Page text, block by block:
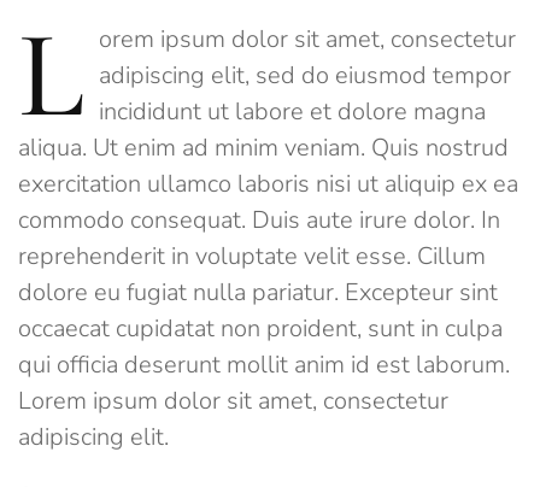
L orem ipsum dolor sit amet, consectetur
adipiscing elit, sed do eiusmod tempor
incididunt ut labore et dolore magna
aliqua. Ut enim ad minim veniam. Quis nostrud
exercitation ullamco laboris nisi ut aliquip ex ea
commodo consequat. Duis aute irure dolor. In
reprehenderit in voluptate velit esse. Cillum
dolore eu fugiat nulla pariatur. Excepteur sint
occaecat cupidatat non proident, sunt in culpa
qui officia deserunt mollit anim id est laborum.
Lorem ipsum dolor sit amet, consectetur
adipiscing elit.